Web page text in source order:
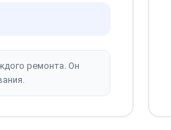
ремонта. Он